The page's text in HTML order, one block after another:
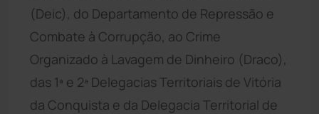
(Deic), do Departamento de Repressão e
Combate à Corrupção, ao Crime
Organizado à Lavagem de Dinheiro (Draco),
das 1ª e 2ª Delegacias Territoriais de Vitória
da Conquista e da Delegacia Territorial de